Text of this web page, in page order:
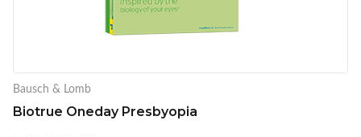
Bausch & Lomb
Biotrue Oneday Presbyopia